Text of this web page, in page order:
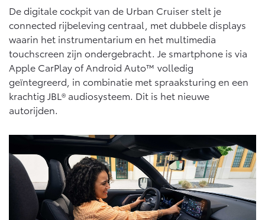
De digitale cockpit van de Urban Cruiser stelt je
connected rijbeleving centraal, met dubbele displays
waarin het instrumentarium en het multimedia
touchscreen zijn ondergebracht. Je smartphone is via
Apple CarPlay of Android Auto™ volledig
geïntegreerd, in combinatie met spraaksturing en een
krachtig JBL® audiosysteem. Dit is het nieuwe
autorijden.